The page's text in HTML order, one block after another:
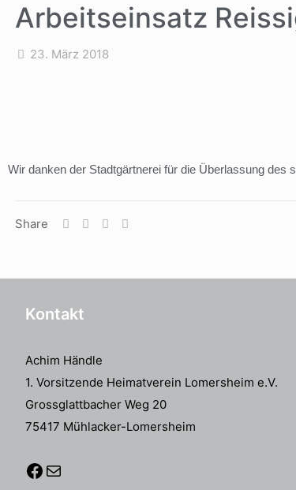
Arbeitseinsatz
23. März 2018
Wir danken der Stadtgärtnerei für die Überlassung des
Share
Kontakt
Achim Händle
1. Vorsitzende Heimatverein Lomersheim e.V.
Grossglattbacher Weg 20
75417 Mühlacker-Lomersheim